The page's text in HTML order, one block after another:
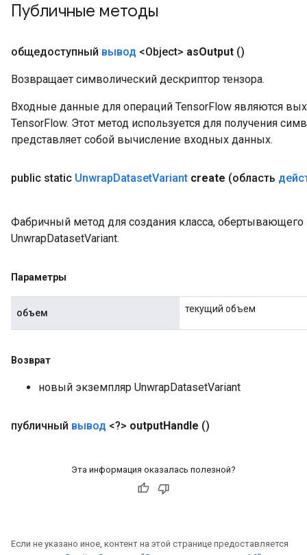
Публичные методы
общедоступный вывод <Object> asOutput ()
Возвращает символический дескриптор тензора.
Входные данные для операций TensorFlow являются
TensorFlow. Этот метод используется для получения
представляет собой вычисление входных данных.
public static UnwrapDatasetVariant create (область
Фабричный метод для создания класса,
UnwrapDatasetVariant.
Параметры
объем текущий объем
Возврат
новый экземпляр UnwrapDatasetVariant
публичный вывод <?> outputHandle ()
Эта информация оказалась полезной?
Если не указано иное, контент на этой странице предоставляется